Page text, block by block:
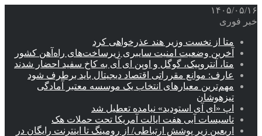
۱۴۰۵/۰۵/۱۶
خبر فوری
متا از نخست وزیر هند عذرخواهی کرد
آخرین وضعیت امنیت سایبری زیرساخت‌های راه‌آهن کشور
متا، آنتروپیک، گوگل و اوپن ای آی به کاخ سفید احضار شدند
عارف: موانع مقرراتی اقتصاد دیجیتال باید برطرف شود
مهم‌ترین معیارهای انتخاب یک موسسه معتبر آمادگی
تیزهوشان
اپ «ای آی استودید» نیامده تعطیل شد
تاسیسات آبی هفت ایالت آمریکا تحت حملات هک
اربعین زیر پوشش ارتباطی/ از رومینگ تا اینترنت رایگان در